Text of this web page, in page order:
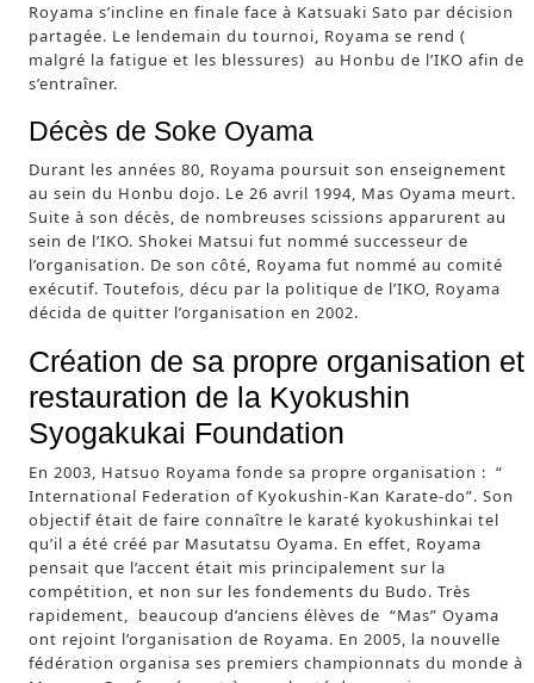
Royama s’incline en finale face à Katsuaki Sato par décision
partagée. Le lendemain du tournoi, Royama se rend (
malgré la fatigue et les blessures) au Honbu de l’IKO afin de
s’entraîner.
Décès de Soke Oyama
Durant les années 80, Royama poursuit son enseignement
au sein du Honbu dojo. Le 26 avril 1994, Mas Oyama meurt.
Suite à son décès, de nombreuses scissions apparurent au
sein de l’IKO. Shokei Matsui fut nommé successeur de
l’organisation. De son côté, Royama fut nommé au comité
exécutif. Toutefois, décu par la politique de l’IKO, Royama
décida de quitter l’organisation en 2002.
Création de sa propre organisation et
restauration de la Kyokushin
Syogakukai Foundation
En 2003, Hatsuo Royama fonde sa propre organisation : “
International Federation of Kyokushin-Kan Karate-do”. Son
objectif était de faire connaître le karaté kyokushinkai tel
qu’il a été créé par Masutatsu Oyama. En effet, Royama
pensait que l’accent était mis principalement sur la
compétition, et non sur les fondements du Budo. Très
rapidement, beaucoup d’anciens élèves de “Mas” Oyama
ont rejoint l’organisation de Royama. En 2005, la nouvelle
fédération organisa ses premiers championnats du monde à